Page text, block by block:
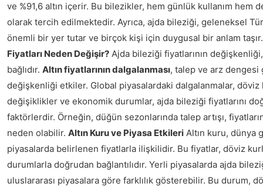
ve %91,6 altın içerir. Bu bilezikler, hem günlük kullanım hem
olarak tercih edilmektedir. Ayrıca, ajda bileziği, geleneksel
önemli bir yer tutar ve birçok kişi için duygusal bir anlam
Fiyatları Neden Değişir? Ajda bileziği fiyatlarının
bağlıdır. Altın fiyatlarının dalgalanması, talep ve arz
değişkenliği etkiler. Global piyasalardaki dalgalanmalar, döviz
değişiklikler ve ekonomik durumlar, ajda bileziği fiyatlarını
faktörlerdir. Örneğin, düğün sezonlarında talep artışı,
neden olabilir. Altın Kuru ve Piyasa Etkileri Altın kuru, dünya
piyasalarda belirlenen fiyatlarla ilişkilidir. Bu fiyatlar, döviz
durumlarla doğrudan bağlantılıdır. Yerli piyasalarda ajda
uluslararası piyasalara göre farklılık gösterebilir. Bu durum,